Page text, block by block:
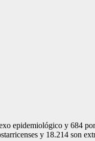
epidemiológico y 684
y 18.214 son